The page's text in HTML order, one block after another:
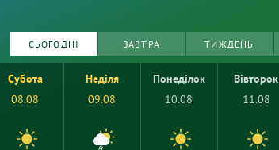
СЬОГОДНІ ЗАВТРА ТИЖДЕНЬ
Субота
08.08
Неділя
09.08
Понеділок
10.08
Вівторок
11.08